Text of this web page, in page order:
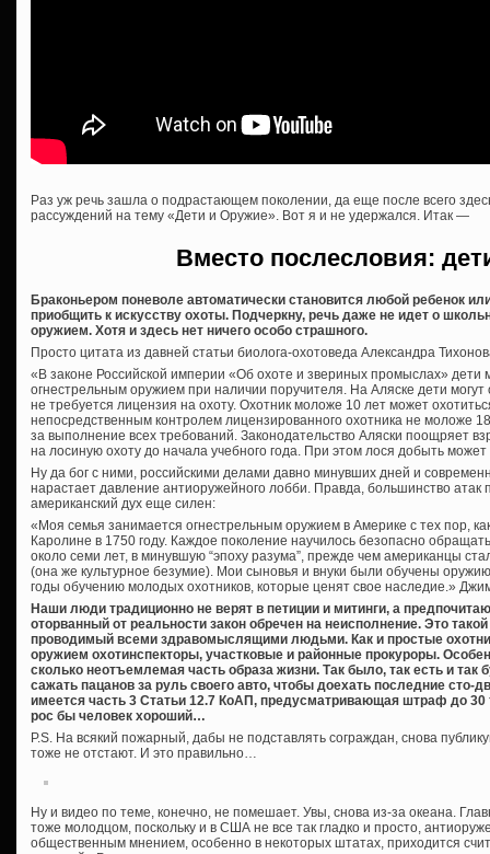
Раз уж речь зашла о подрастающем поколении, да еще после всего
рассуждений на тему «Дети и Оружие». Вот я и не удержался. Итак —
Вместо послесловия:
Браконьером поневоле автоматически становится любой ребенок
приобщить к искусству охоты. Подчеркну, речь даже не идет о
оружием. Хотя и здесь нет ничего особо страшного.
Просто цитата из давней статьи биолога-охотоведа Александра
«В законе Российской империи «Об охоте и звериных промыслах» дети
огнестрельным оружием при наличии поручителя. На Аляске дети могут
не требуется лицензия на охоту. Охотник моложе 10 лет может
непосредственным контролем лицензированного охотника не моложе
за выполнение всех требований. Законодательство Аляски поощряет
на лосиную охоту до начала учебного года. При этом лося добыть может
Ну да бог с ними, российскими делами давно минувших дней и
нарастает давление антиоружейного лобби. Правда, большинство атак
американский дух еще силен:
«Моя семья занимается огнестрельным оружием в Америке с тех пор,
Каролине в 1750 году. Каждое поколение научилось безопасно
около семи лет, в минувшую “эпоху разума”, прежде чем американцы
(она же культурное безумие). Мои сыновья и внуки были обучены
годы обучению молодых охотников, которые ценят свое наследие.»
Наши люди традиционно не верят в петиции и митинги, а
оторванный от реальности закон обречен на неисполнение. Это
проводимый всеми здравомыслящими людьми. Как и простые
оружием охотинспекторы, участковые и районные прокуроры.
сколько неотъемлемая часть образа жизни. Так было, так есть и так
сажать пацанов за руль своего авто, чтобы доехать последние сто-
имеется часть 3 Статьи 12.7 КоАП, предусматривающая штраф до 30
рос бы человек хороший…
P.S. На всякий пожарный, дабы не подставлять сограждан, снова
тоже не отстают. И это правильно…
Ну и видео по теме, конечно, не помешает. Увы, снова из-за океана.
тоже молодцом, поскольку и в США не все так гладко и просто,
общественным мнением, особенно в некоторых штатах, приходится